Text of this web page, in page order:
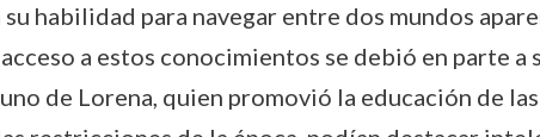
habilidad para navegar entre dos mundos
a estos conocimientos se debió en parte
de Lorena, quien promovió la educación de